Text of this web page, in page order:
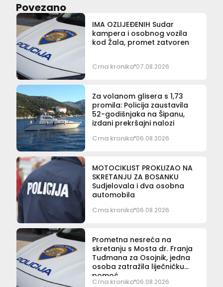
Povezano
IMA OZLIJEĐENIH Sudar
kampera i osobnog vozila
kod Žala, promet zatvoren
Crna kronika 07.08.2026
Za volanom glisera s 1,73
promila: Policija zaustavila
52-godišnjaka na Šipanu,
izdani prekršajni nalozi
Crna kronika 06.08.2026
MOTOCIKLIST PROKLIZAO NA
SKRETANJU ZA BOSANKU
Sudjelovala i dva osobna
automobila
Crna kronika 06.08.2026
Prometna nesreća na
skretanju s Mosta dr. Franja
Tuđmana za Osojnik, jedna
osoba zatražila liječničku
pomoć
Crna kronika 06.08.2026